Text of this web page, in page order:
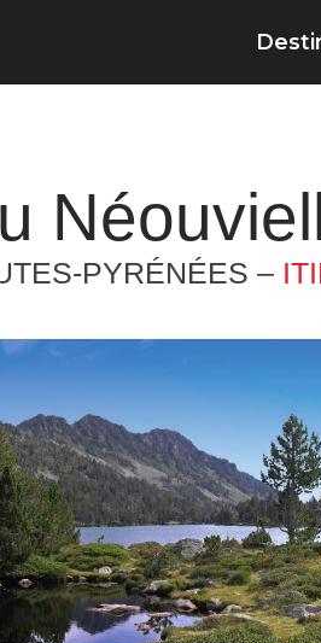
PYRÉNÉES –